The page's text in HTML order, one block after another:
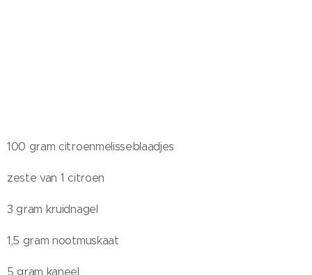
100 gram citroenmelisseblaadjes
zeste van 1 citroen
3 gram kruidnagel
1,5 gram nootmuskaat
5 gram kaneel